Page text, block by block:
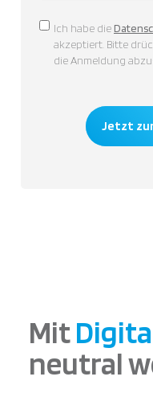
Consent
Ich habe die
akzeptiert. Bitte
die Anmeldung
Jetzt
Mit
neutral